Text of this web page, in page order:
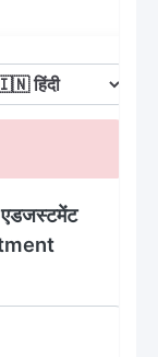
- 30
एडजस्टमेंट